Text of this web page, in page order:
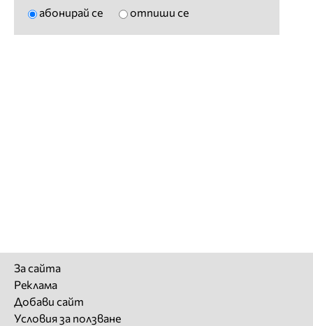
абонирай се отпиши се
За сайта
Реклама
Добави сайт
Условия за ползване